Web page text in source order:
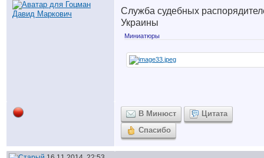
Служба судебных
Украины
Миниатюры
В Минюст
Цитата
Спасибо